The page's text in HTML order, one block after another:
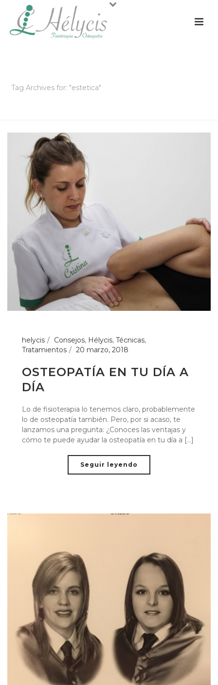
Tag Archives for: "estetica"
helycis Consejos, Hélycis, Técnicas,
Tratamientos
20 marzo, 2018
OSTEOPATÍA EN TU DÍA A
DÍA
Lo de fisioterapia lo tenemos claro, probablemente
lo de osteopatía también. Pero, por si acaso, te
lanzamos una pregunta: ¿Conoces las ventajas y
cómo te puede ayudar la osteopatía en tu día a [...]
Seguir leyendo